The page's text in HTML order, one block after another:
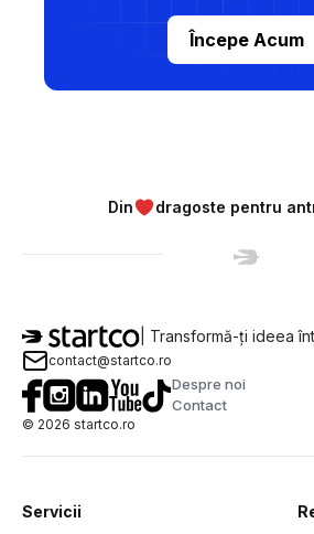
Începe Acum
Din dragoste pentru
| Transformă-ți ideea
contact@startco.ro
Despre noi
Contact
© 2026 startco.ro
Servicii